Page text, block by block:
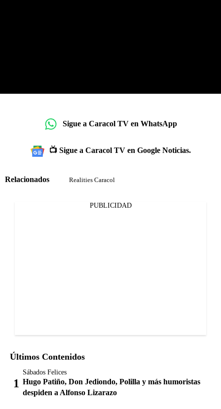
Sigue a Caracol TV en WhatsApp
📺 Sigue a Caracol TV en Google Noticias.
Relacionados Realities Caracol
PUBLICIDAD
Últimos Contenidos
Sábados Felices
Hugo Patiño, Don Jediondo, Polilla y más humoristas
despiden a Alfonso Lizarazo